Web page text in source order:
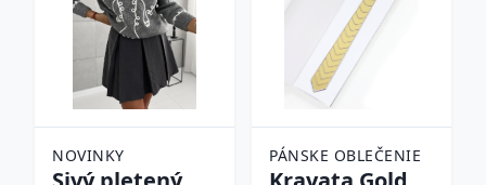
NOVINKY PÁNSKE OBLEČENIE